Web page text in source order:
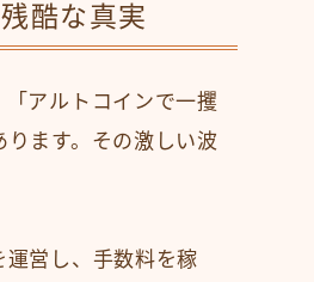
酷な真実
アルトコインで一攫
ます。その激しい波
営し、手数料を稼